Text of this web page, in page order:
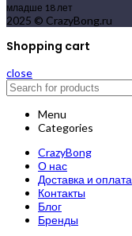
младше 18 лет
2025 © CrazyBong.ru
Shopping cart
close
Menu
Categories
CrazyBong
О нас
Доставка и оплата
Контакты
Блог
Бренды